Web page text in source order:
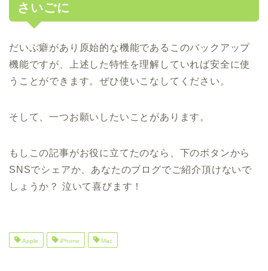
さいごに
だいぶ癖があり原始的な機能であるこのバックアップ
機能ですが、上述した特性を理解していれば安全に使
うことができます。ぜひ使いこなしてください。
そして、一つお願いしたいことがあります。
もしこの記事がお役に立てたのなら、下のボタンから
SNSでシェアか、あなたのブログでご紹介頂けないで
しょうか？ 泣いて喜びます！
Apple iPhone Mac